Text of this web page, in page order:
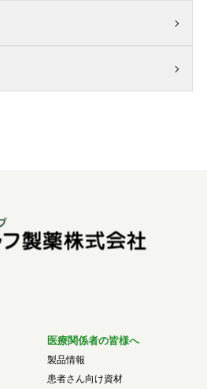
医療関係者の皆様へ
製品情報
患者さん向け資材